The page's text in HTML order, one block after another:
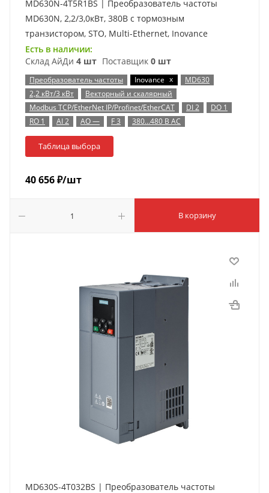
MD630N-4T5R1BS | Преобразователь частоты
MD630N, 2,2/3,0кВт, 380В с тормозным
транзистором, STO, Multi-Ethernet, Inovance
Есть в наличии:
Склад АйДи 4 шт Поставщик 0 шт
Преобразователь частоты Inovance x
MD630
2,2 кВт/3 кВт
Векторный и скалярный
Modbus TCP/EtherNet IP/Profinet/EtherCAT
DI 2
DO 1
RO 1
AI 2 AO — F 3 380…480 В AC
Таблица выбора
40 656₽/шт
В корзину
MD630S-4T032BS | Преобразователь частоты